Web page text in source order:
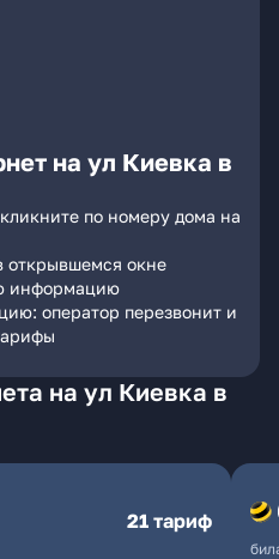
на ул Киевка в
по номеру дома на
открывшемся окне
информацию
оператор перезвонит и
на ул Киевка в
21 тариф